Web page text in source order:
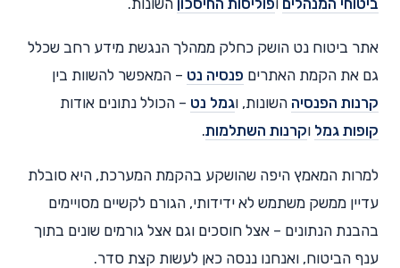
אתר ביטוח נט הושק כחלק ממהלך הנגשת מידע רחב שכלל
גם את הקמת האתרים פנסיה נט – המאפשר להשוות בין
קרנות הפנסיה השונות, וגמל נט – הכולל נתונים אודות
קופות גמל וקרנות השתלמות.
למרות המאמץ היפה שהושקע בהקמת המערכת, היא סובלת
עדיין ממשק משתמש לא ידידותי, הגורם לקשיים מסויימים
בהבנת הנתונים – אצל חוסכים וגם אצל גורמים שונים בתוך
ענף הביטוח, ואנחנו ננסה כאן לעשות קצת סדר.